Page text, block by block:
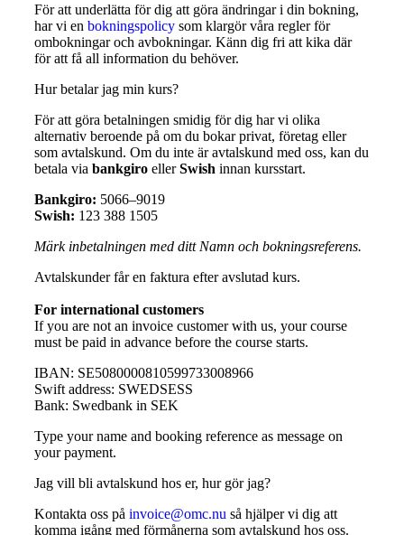
För att underlätta för dig att göra ändringar i din bokning,
har vi en bokningspolicy som klargör våra regler för
ombokningar och avbokningar. Känn dig fri att kika där
för att få all information du behöver.
Hur betalar jag min kurs?
För att göra betalningen smidig för dig har vi olika
alternativ beroende på om du bokar privat, företag eller
som avtalskund. Om du inte är avtalskund med oss, kan du
betala via bankgiro ellerSwish innan kursstart.
Bankgiro: 5066–9019
Swish: 123 388 1505
Märk inbetalningen med ditt Namn och bokningsreferens.
Avtalskunder får en faktura efter avslutad kurs.
For international customers
If you are not an invoice customer with us, your course
must be paid in advance before the course starts.
IBAN: SE5080000810599733008966
Swift address: SWEDSESS
Bank: Swedbank in SEK
Type your name and booking reference as message on
your payment.
Jag vill bli avtalskund hos er, hur gör jag?
Kontakta oss på invoice@omc.nu så hjälper vi dig att
komma igång med förmånerna som avtalskund hos oss.